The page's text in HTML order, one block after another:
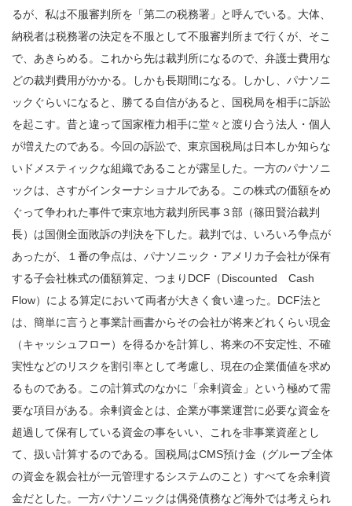
るが、私は不服審判所を「第二の税務署」と呼んでいる。大体、
納税者は税務署の決定を不服として不服審判所まで行くが、そこ
で、あきらめる。これから先は裁判所になるので、弁護士費用な
どの裁判費用がかかる。しかも長期間になる。しかし、パナソニ
ックぐらいになると、勝てる自信があると、国税局を相手に訴訟
を起こす。昔と違って国家権力相手に堂々と渡り合う法人・個人
が増えたのである。今回の訴訟で、東京国税局は日本しか知らな
いドメスティックな組織であることが露呈した。一方のパナソニ
ックは、さすがインターナショナルである。この株式の価額をめ
ぐって争われた事件で東京地方裁判所民事３部（篠田賢治裁判
長）は国側全面敗訴の判決を下した。裁判では、いろいろ争点が
あったが、１番の争点は、パナソニック・アメリカ子会社が保有
する子会社株式の価額算定、つまりDCF（Discounted Cash
Flow）による算定において両者が大きく食い違った。DCF法と
は、簡単に言うと事業計画書からその会社が将来どれくらい現金
（キャッシュフロー）を得るかを計算し、将来の不安定性、不確
実性などのリスクを割引率として考慮し、現在の企業価値を求め
るものである。この計算式のなかに「余剰資金」という極めて需
要な項目がある。余剰資金とは、企業が事業運営に必要な資金を
超過して保有している資金の事をいい、これを非事業資産とし
て、扱い計算するのである。国税局はCMS預け金（グループ全体
の資金を親会社が一元管理するシステムのこと）すべてを余剰資
金だとした。一方パナソニックは偶発債務など海外では考えられ